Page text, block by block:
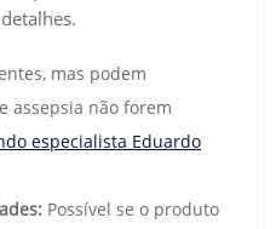
mas podem
assepsia não forem
especialista Eduardo
Possível se o produto